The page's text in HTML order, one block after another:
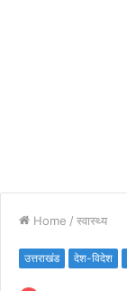
Home / स्वास्थ्य
उत्तराखंड देश-विदेश